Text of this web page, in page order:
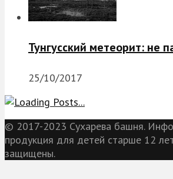
Тунгусский метеорит: не
25/10/2017
© 2017-2023 Сухарева башня.
продукция для детей старше 12
защищены.